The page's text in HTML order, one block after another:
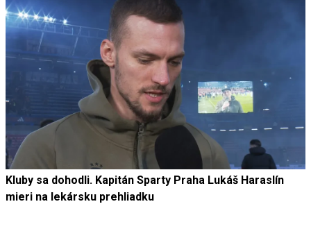
Kluby sa dohodli. Kapitán Sparty Praha Lukáš Haraslín
mieri na lekársku prehliadku